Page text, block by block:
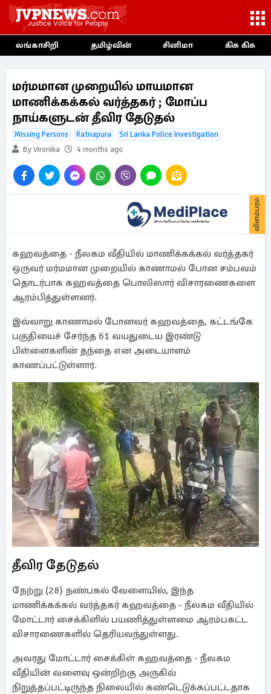
லங்காசிறி தமிழ்வின் சினிமா கிசு கிசு
மர்மமான முறையில் மாயமான
மாணிக்கக்கல் வர்த்தகர் ; மோப்ப
நாய்களுடன் தீவிர தேடுதல்
Missing Persons Ratnapura
Sri Lanka Police Investigation
By Vironika
4 months ago
விளம்பரம்
கஹவத்தை - நீலகம வீதியில் மாணிக்கக்கல் வர்த்தகர்
ஒருவர் மர்மமான முறையில் காணாமல் போன சம்பவம்
தொடர்பாக கஹவத்தை பொலிஸார் விசாரணைகளை
ஆரம்பித்துள்ளனர்.
இவ்வாறு காணாமல் போனவர் கஹவத்தை, கட்டங்கே
பகுதியைச் சேர்ந்த 61 வயதுடைய இரண்டு
பிள்ளைகளின் தந்தை என அடையாளம்
காணப்பட்டுள்ளார்.
தீவிர தேடுதல்
நேற்று (28) நண்பகல் வேளையில், இந்த
மாணிக்கக்கல் வர்த்தகர் கஹவத்தை - நீலகம வீதியில்
மோட்டார் சைக்கிளில் பயணித்துள்ளமை ஆரம்பகட்ட
விசாரணைகளில் தெரியவந்துள்ளது.
அவரது மோட்டார் சைக்கிள் கஹவத்தை - நீலகம
வீதியின் வளைவு ஒன்றிற்கு அருகில்
நிறுத்தப்பட்டிருந்த நிலையில் கண்டெடுக்கப்பட்டதாக